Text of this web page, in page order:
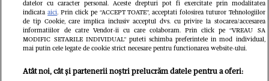
datelor cu caracter personal. Aceste drepturi pot fi exercitate prin modalitatea
indicataaici. Prin click pe “ACCEPT TOATE”, acceptati folosirea tuturor Tehnologiilor
de tip Cookie, care implica inclusiv acceptul dvs. cu privire la stocarea/accesarea
informatiilor de catre Vendor-ii cu care colaboram. Prin click pe “VREAU SA
MODIFIC SETARILE INDIVIDUAL” puteti schimba preferintele in mod individual,
mai putin cele legate de cookie strict necesare pentru functionarea website-ului.
Atât noi, cât și partenerii noștri prelucrăm datele pentru a oferi: